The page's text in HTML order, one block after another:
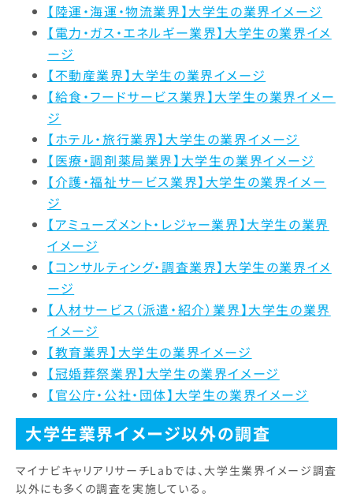
【陸運・海運・物流業界】大学生の業界イメージ
【電力・ガス・エネルギー業界】大学生の業界イメ
ージ
【不動産業界】大学生の業界イメージ
【給食・フードサービス業界】大学生の業界イメー
ジ
【ホテル・旅行業界】大学生の業界イメージ
【医療・調剤薬局業界】大学生の業界イメージ
【介護・福祉サービス業界】大学生の業界イメー
ジ
【アミューズメント・レジャー業界】大学生の業界
イメージ
【コンサルティング・調査業界】大学生の業界イメ
ージ
【人材サービス（派遣・紹介）業界】大学生の業界
イメージ
【教育業界】大学生の業界イメージ
【冠婚葬祭業界】大学生の業界イメージ
【官公庁・公社・団体】大学生の業界イメージ
大学生業界イメージ以外の調査
マイナビキャリアリサーチLabでは、大学生業界イメージ調査
以外にも多くの調査を実施している。